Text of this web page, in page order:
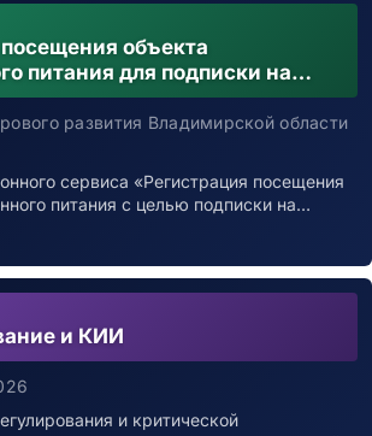
объекта
питания для подписки на
возможном контакте с
коронавирусной
развития Владимирской области
сервиса «Регистрация посещения
питания с целью подписки на…
и КИИ
и критической